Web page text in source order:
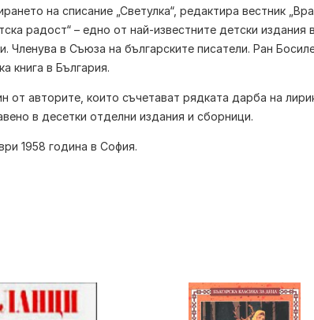
на списание „Светулка“, редактира вестник
радост“ – едно от най-известните детски
Членува в Съюза на българските писатели. Ран
книга в България.
от авторите, които съчетават рядката дарба на
в десетки отделни издания и сборници.
1958 година в София.